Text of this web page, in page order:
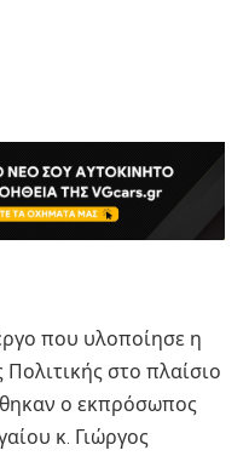
που υλοποίησε η
στο πλαίσιο
ο εκπρόσωπος
κ. Γιώργος